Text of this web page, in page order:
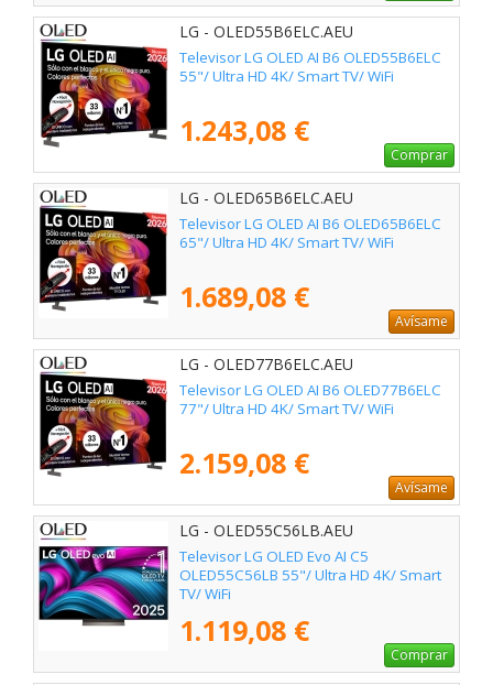
LG - OLED55B6ELC.AEU
Televisor LG OLED AI B6 OLED55B6ELC
55"/ Ultra HD 4K/ Smart TV/ WiFi
1.243,08 €
Comprar
LG - OLED65B6ELC.AEU
Televisor LG OLED AI B6 OLED65B6ELC
65"/ Ultra HD 4K/ Smart TV/ WiFi
1.689,08 €
Avísame
LG - OLED77B6ELC.AEU
Televisor LG OLED AI B6 OLED77B6ELC
77"/ Ultra HD 4K/ Smart TV/ WiFi
2.159,08 €
Avísame
LG - OLED55C56LB.AEU
Televisor LG OLED Evo AI C5
OLED55C56LB 55"/ Ultra HD 4K/ Smart
TV/ WiFi
1.119,08 €
Comprar